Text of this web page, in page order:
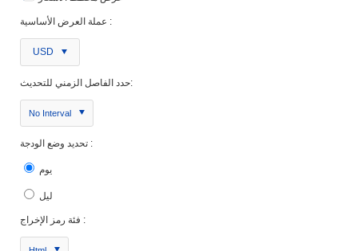
عملة العرض الأساسية :
USD
حدد الفاصل الزمني للتحديث:
No Interval
تحديد وضع الودجة :
يوم
ليل
فئة رمز الإخراج :